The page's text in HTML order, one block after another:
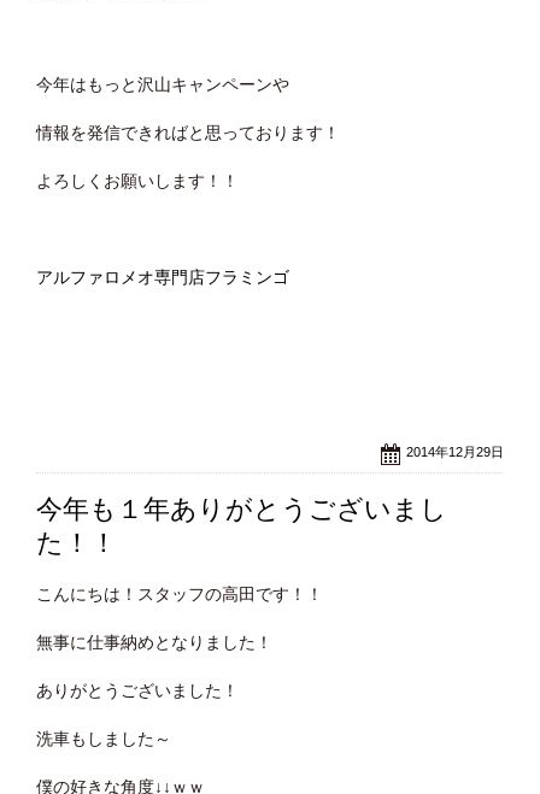
今年はもっと沢山キャンペーンや
情報を発信できればと思っております！
よろしくお願いします！！
アルファロメオ専門店フラミンゴ
2014年12月29日
今年も１年ありがとうございまし
た！！
こんにちは！スタッフの高田です！！
無事に仕事納めとなりました！
ありがとうございました！
洗車もしました～
僕の好きな角度↓↓ｗｗ